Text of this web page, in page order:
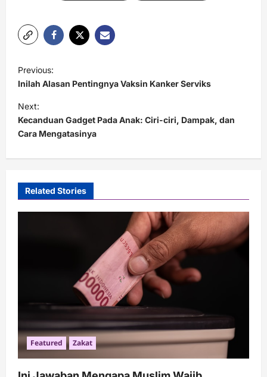
o
s
t
n
a
g
Previous:
Inilah Alasan Pentingnya Vaksin Kanker Serviks
Next:
Kecanduan Gadget Pada Anak: Ciri-ciri, Dampak, dan
Cara Mengatasinya
Related Stories
Featured Zakat